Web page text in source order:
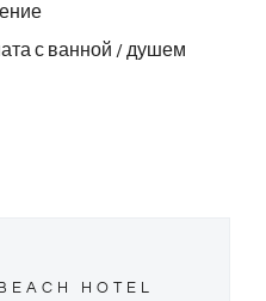
с ванной / душем
HOTEL